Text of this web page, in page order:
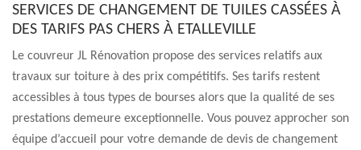
SERVICES DE CHANGEMENT DE TUILES CASSÉES À
DES TARIFS PAS CHERS À ETALLEVILLE
Le couvreur JL Rénovation propose des services relatifs aux
travaux sur toiture à des prix compétitifs. Ses tarifs restent
accessibles à tous types de bourses alors que la qualité de ses
prestations demeure exceptionnelle. Vous pouvez approcher son
équipe d’accueil pour votre demande de devis de changement